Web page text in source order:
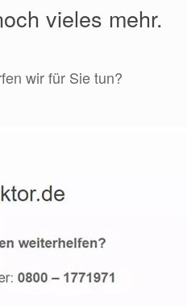
vieles mehr.
wir für Sie tun?